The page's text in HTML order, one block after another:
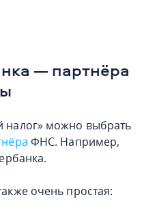
— партнёра
можно выбрать
ФНС. Например,
очень простая: